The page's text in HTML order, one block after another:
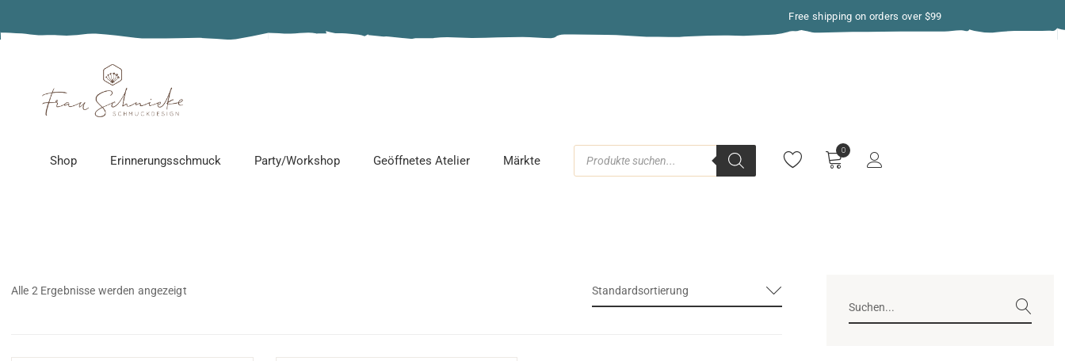
Free shipping on orders over $99
Shop Erinnerungsschmuck Party/Workshop Geöffnetes Atelier Märkte
Alle Produkte
Erinnerungsschmuck
Schmuckparty
Alle 2 Ergebnisse werden angezeigt Standardsortierung